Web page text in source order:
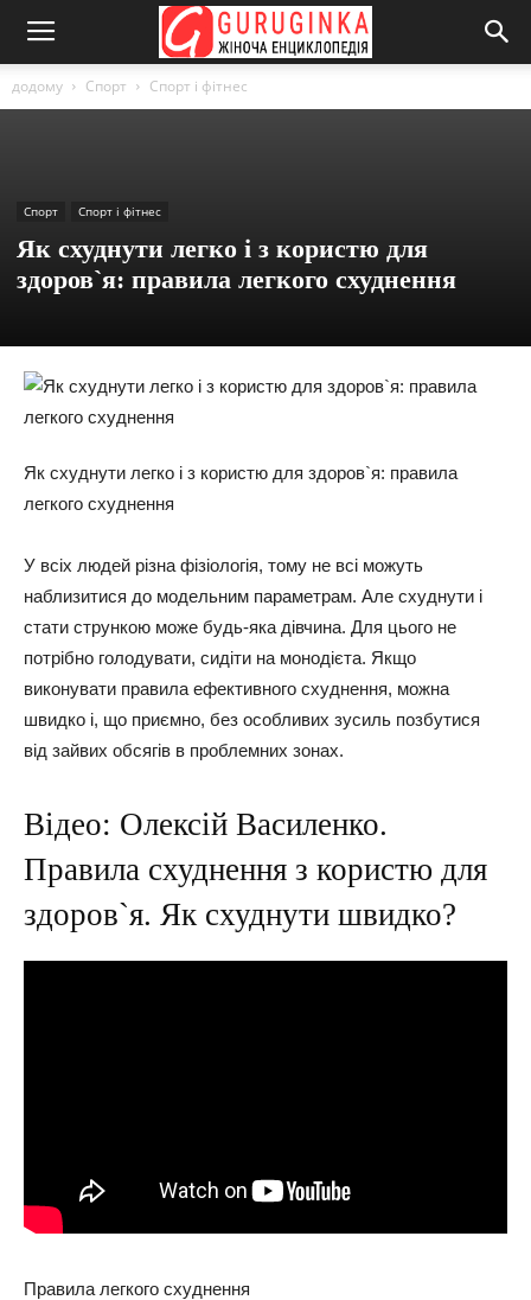
додому Спорт Спорт і фітнес
Спорт Спорт і фітнес
Як схуднути легко і з користю для
здоров`я: правила легкого схуднення
Як схуднути легко і з користю для здоров`я: правила
легкого схуднення
У всіх людей різна фізіологія, тому не всі можуть
наблизитися до модельним параметрам. Але схуднути і
стати стрункою може будь-яка дівчина. Для цього не
потрібно голодувати, сидіти на монодієта. Якщо
виконувати правила ефективного схуднення, можна
швидко і, що приємно, без особливих зусиль позбутися
від зайвих обсягів в проблемних зонах.
Відео: Олексій Василенко.
Правила схуднення з користю для
здоров`я. Як схуднути швидко?
Правила легкого схуднення